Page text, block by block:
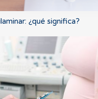
¿qué significa?